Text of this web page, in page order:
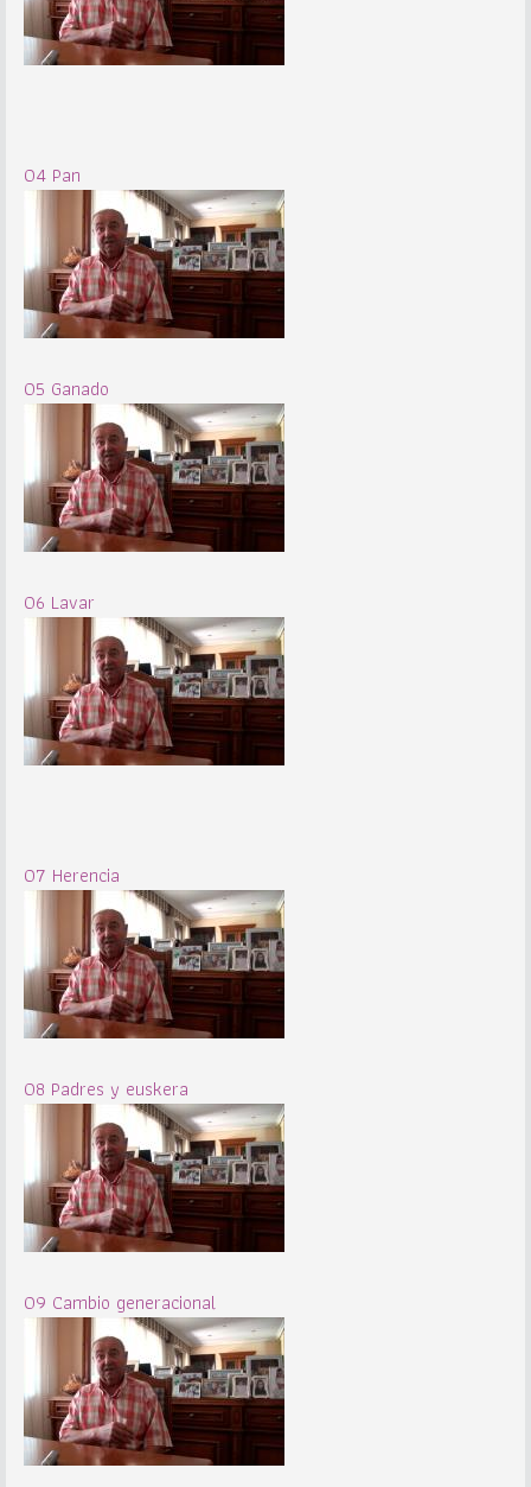
04 Pan
05 Ganado
06 Lavar
07 Herencia
08 Padres y euskera
09 Cambio generacional